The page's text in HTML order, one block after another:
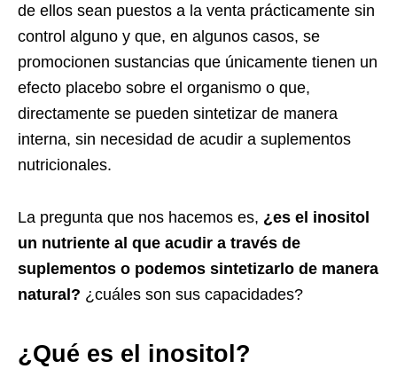
de ellos sean puestos a la venta prácticamente sin
control alguno y que, en algunos casos, se
promocionen sustancias que únicamente tienen un
efecto placebo sobre el organismo o que,
directamente se pueden sintetizar de manera
interna, sin necesidad de acudir a suplementos
nutricionales.
La pregunta que nos hacemos es, ¿es el inositol
un nutriente al que acudir a través de
suplementos o podemos sintetizarlo de manera
natural? ¿cuáles son sus capacidades?
¿Qué es el inositol?